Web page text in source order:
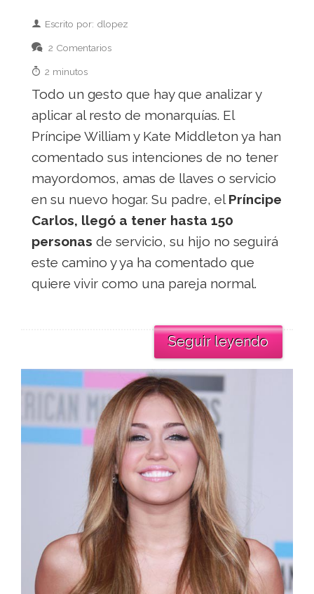
Escrito por: dlopez
2 Comentarios
2 minutos
Todo un gesto que hay que analizar y
aplicar al resto de monarquías. El
Príncipe William y Kate Middleton ya han
comentado sus intenciones de no tener
mayordomos, amas de llaves o servicio
en su nuevo hogar. Su padre, el Príncipe
Carlos, llegó a tener hasta 150
personas de servicio, su hijo no seguirá
este camino y ya ha comentado que
quiere vivir como una pareja normal.
Seguir leyendo